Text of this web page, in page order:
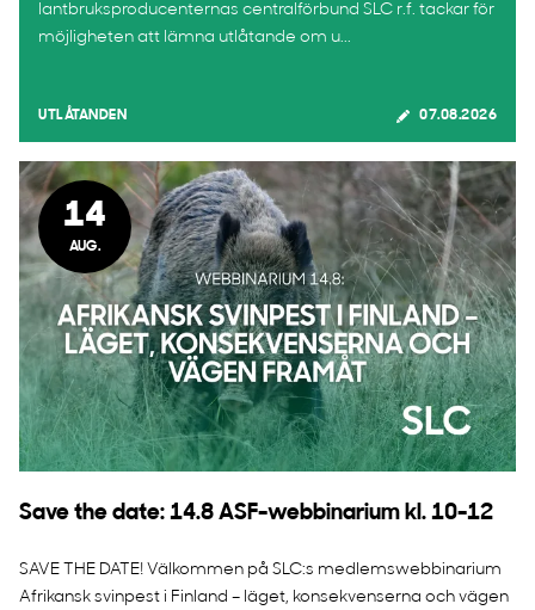
lantbruksproducenternas centralförbund SLC r.f. tackar för
möjligheten att lämna utlåtande om u...
UTLÅTANDEN 07.08.2026
14
AUG.
Save the date: 14.8 ASF-webbinarium kl. 10-12
SAVE THE DATE! Välkommen på SLC:s medlemswebbinarium
Afrikansk svinpest i Finland – läget, konsekvenserna och vägen